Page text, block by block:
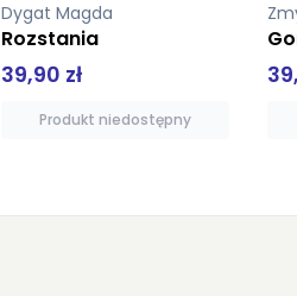
Zmysłowski Marek
39,99 zł
Produkt niedostępny